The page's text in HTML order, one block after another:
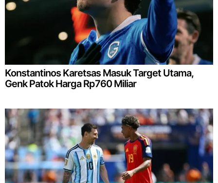
Konstantinos Karetsas Masuk Target Utama,
Genk Patok Harga Rp760 Miliar